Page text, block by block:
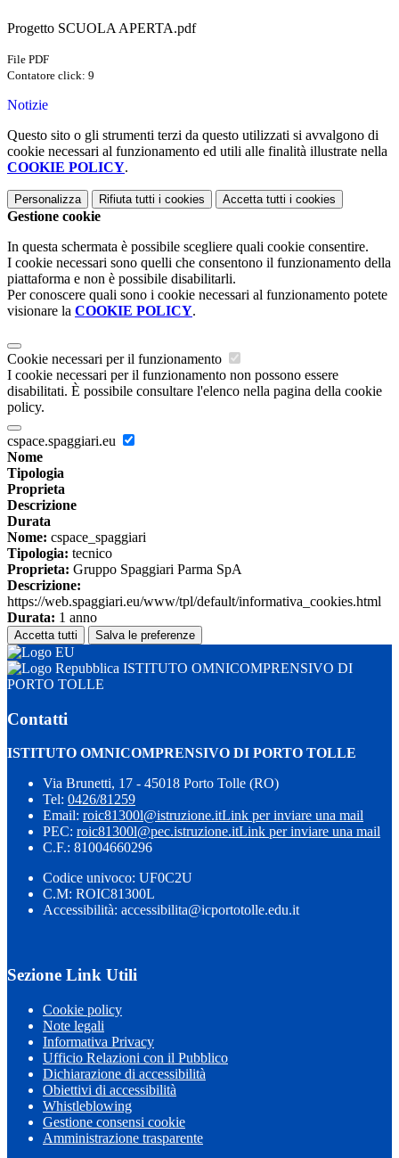
Progetto SCUOLA APERTA.pdf
File PDF
Contatore click: 9
Notizie
Questo sito o gli strumenti terzi da questo utilizzati si avvalgono di
cookie necessari al funzionamento ed utili alle finalità illustrate nella
COOKIE POLICY.
Personalizza Rifiuta tutti i cookies Accetta tutti i cookies
Gestione cookie
In questa schermata è possibile scegliere quali cookie consentire.
I cookie necessari sono quelli che consentono il funzionamento della
piattaforma e non è possibile disabilitarli.
Per conoscere quali sono i cookie necessari al funzionamento potete
visionare la COOKIE POLICY.
Cookie necessari per il funzionamento
I cookie necessari per il funzionamento non possono essere
disabilitati. È possibile consultare l'elenco nella pagina della cookie
policy.
cspace.spaggiari.eu
Nome
Tipologia
Proprieta
Descrizione
Durata
Nome: cspace_spaggiari
Tipologia: tecnico
Proprieta: Gruppo Spaggiari Parma SpA
Descrizione:
https://web.spaggiari.eu/www/tpl/default/informativa_cookies.html
Durata: 1 anno
Accetta tutti Salva le preferenze
ISTITUTO OMNICOMPRENSIVO DI
PORTO TOLLE
Contatti
ISTITUTO OMNICOMPRENSIVO DI PORTO TOLLE
Via Brunetti, 17 - 45018 Porto Tolle (RO)
Tel: 0426/81259
Email: roic81300l@istruzione.itLink per inviare una mail
PEC: roic81300l@pec.istruzione.itLink per inviare una mail
C.F.: 81004660296
Codice univoco: UF0C2U
C.M: ROIC81300L
Accessibilità: accessibilita@icportotolle.edu.it
Sezione Link Utili
Cookie policy
Note legali
Informativa Privacy
Ufficio Relazioni con il Pubblico
Dichiarazione di accessibilità
Obiettivi di accessibilità
Whistleblowing
Gestione consensi cookie
Amministrazione trasparente